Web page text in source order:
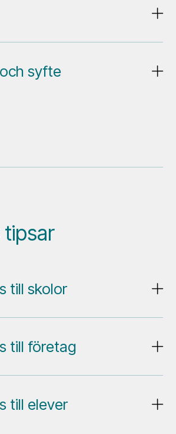
syfte
tipsar
till skolor
till företag
till elever